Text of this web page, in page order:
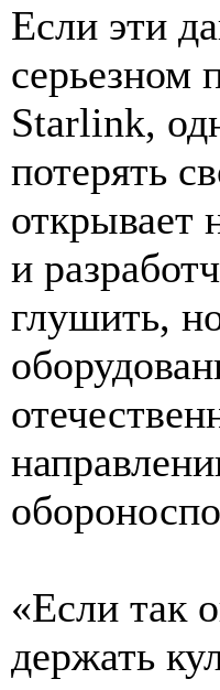
Если эти
серьезном
Starlink,
потерять
открывает
и
глушить,
«Если так
держать